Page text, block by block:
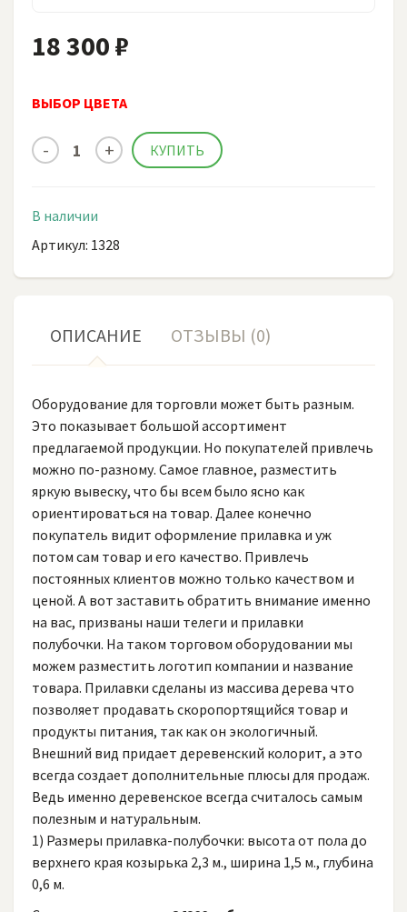
18 300 ₽
ВЫБОР ЦВЕТА
В наличии
Артикул: 1328
ОПИСАНИЕ ОТЗЫВЫ (0)
Оборудование для торговли может быть разным.
Это показывает большой ассортимент
предлагаемой продукции. Но покупателей привлечь
можно по-разному. Самое главное, разместить
яркую вывеску, что бы всем было ясно как
ориентироваться на товар. Далее конечно
покупатель видит оформление прилавка и уж
потом сам товар и его качество. Привлечь
постоянных клиентов можно только качеством и
ценой. А вот заставить обратить внимание именно
на вас, призваны наши телеги и прилавки
полубочки. На таком торговом оборудовании мы
можем разместить логотип компании и название
товара. Прилавки сделаны из массива дерева что
позволяет продавать скоропортящийся товар и
продукты питания, так как он экологичный.
Внешний вид придает деревенский колорит, а это
всегда создает дополнительные плюсы для продаж.
Ведь именно деревенское всегда считалось самым
полезным и натуральным.
1) Размеры прилавка-полубочки: высота от пола до
верхнего края козырька 2,3 м., ширина 1,5 м., глубина
0,6 м.